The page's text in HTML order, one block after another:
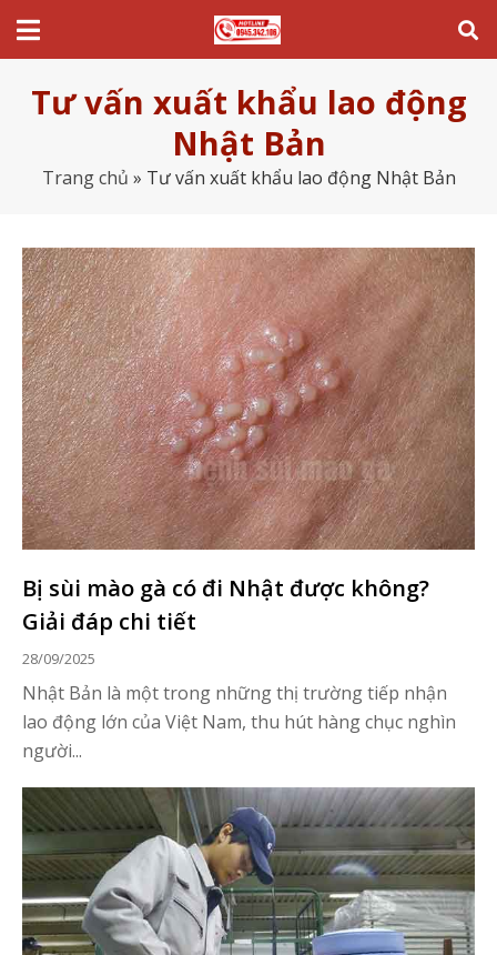
Tư vấn xuất khẩu lao động
Nhật Bản
Trang chủ » Tư vấn xuất khẩu lao động Nhật Bản
Bị sùi mào gà có đi Nhật được không?
Giải đáp chi tiết
28/09/2025
Nhật Bản là một trong những thị trường tiếp nhận
lao động lớn của Việt Nam, thu hút hàng chục nghìn
người...